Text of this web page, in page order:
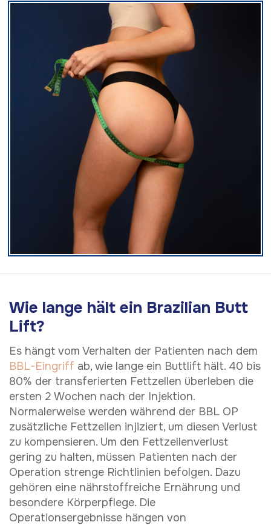
Wie lange hält ein Brazilian Butt
Lift?
Es hängt vom Verhalten der Patienten nach dem
BBL-Eingriff ab, wie lange ein Buttlift hält. 40 bis
80% der transferierten Fettzellen überleben die
ersten 2 Wochen nach der Injektion.
Normalerweise werden während der BBL OP
zusätzliche Fettzellen injiziert, um diesen Verlust
zu kompensieren. Um den Fettzellenverlust
gering zu halten, müssen Patienten nach der
Operation strenge Richtlinien befolgen. Dazu
gehören eine nährstoffreiche Ernährung und
besondere Körperpflege. Die
Operationsergebnisse hängen von